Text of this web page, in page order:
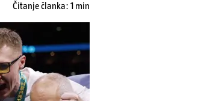
Čitanje članka: 1 min